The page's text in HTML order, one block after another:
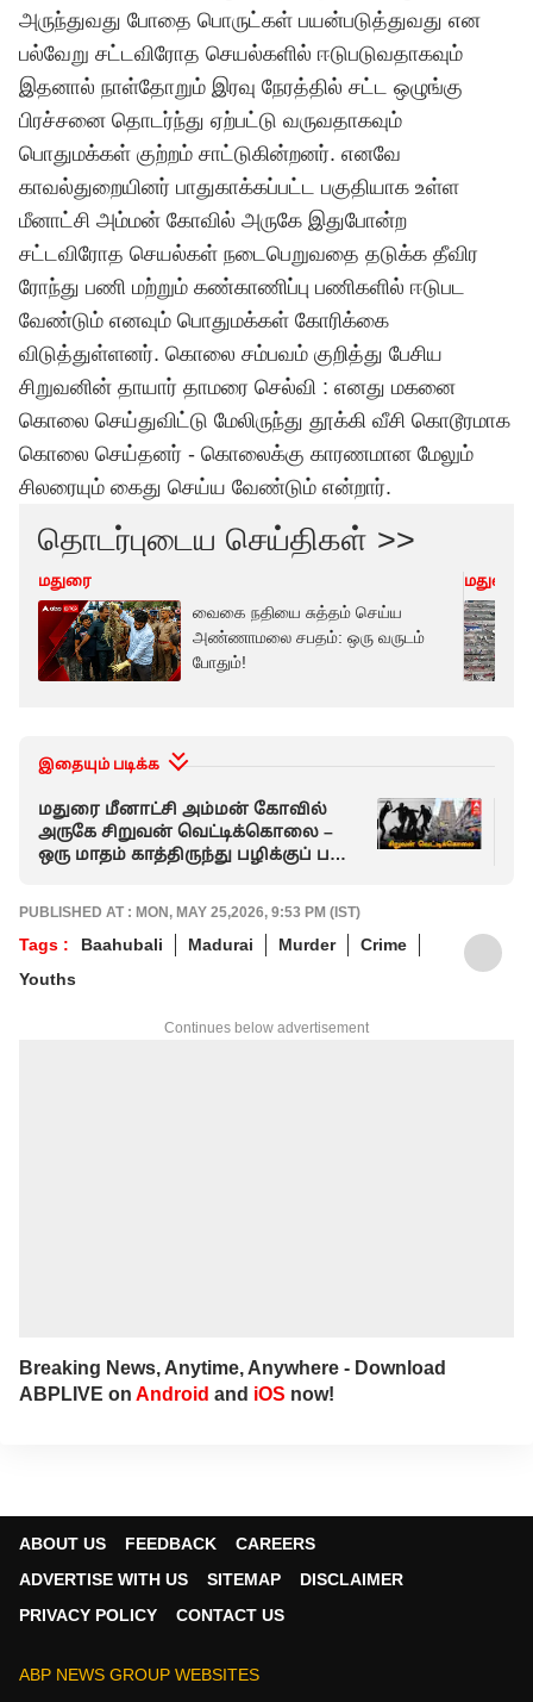
அருந்துவது போதை பொருட்கள் பயன்படுத்துவது என
பல்வேறு சட்டவிரோத செயல்களில் ஈடுபடுவதாகவும்
இதனால் நாள்தோறும் இரவு நேரத்தில் சட்ட ஒழுங்கு
பிரச்சனை தொடர்ந்து ஏற்பட்டு வருவதாகவும்
பொதுமக்கள் குற்றம் சாட்டுகின்றனர். எனவே
காவல்துறையினர் பாதுகாக்கப்பட்ட பகுதியாக உள்ள
மீனாட்சி அம்மன் கோவில் அருகே இதுபோன்ற
சட்டவிரோத செயல்கள் நடைபெறுவதை தடுக்க தீவிர
ரோந்து பணி மற்றும் கண்காணிப்பு பணிகளில் ஈடுபட
வேண்டும் எனவும் பொதுமக்கள் கோரிக்கை
விடுத்துள்ளனர். கொலை சம்பவம் குறித்து பேசிய
சிறுவனின் தாயார் தாமரை செல்வி : எனது மகனை
கொலை செய்துவிட்டு மேலிருந்து தூக்கி வீசி கொடூரமாக
கொலை செய்தனர் - கொலைக்கு காரணமான மேலும்
சிலரையும் கைது செய்ய வேண்டும் என்றார்.
தொடர்புடைய செய்திகள் >>
மதுரை
வைகை நதியை சுத்தம் செய்ய
அண்ணாமலை சபதம்: ஒரு வருடம்
போதும்!
மதுரை
இதையும் படிக்க
மதுரை மீனாட்சி அம்மன் கோவில்
அருகே சிறுவன் வெட்டிக்கொலை –
ஒரு மாதம் காத்திருந்து பழிக்குப் பழி
PUBLISHED AT : MON, MAY 25,2026, 9:53 PM (IST)
Tags : Baahubali Madurai Murder
Crime
Youths
Continues below advertisement
Breaking News, Anytime, Anywhere - Download
ABPLIVE on Android and iOS now!
ABOUT US FEEDBACK
CAREERS
ADVERTISE WITH US
SITEMAP
DISCLAIMER
PRIVACY POLICY
CONTACT US
ABP NEWS GROUP WEBSITES